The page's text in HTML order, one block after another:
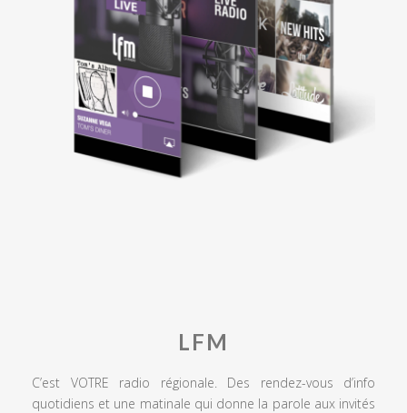
LFM
C’est VOTRE radio régionale. Des rendez-vous d’info
quotidiens et une matinale qui donne la parole aux invités